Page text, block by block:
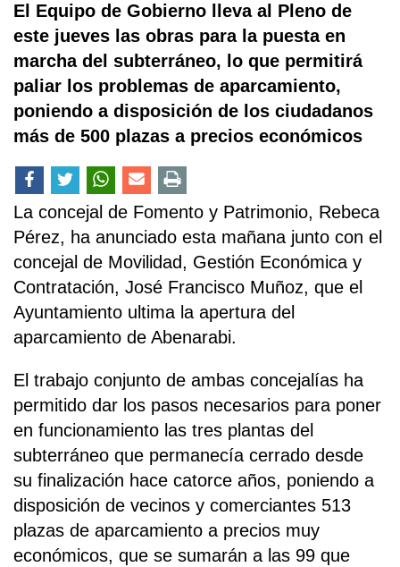
El Equipo de Gobierno lleva al Pleno de
este jueves las obras para la puesta en
marcha del subterráneo, lo que permitirá
paliar los problemas de aparcamiento,
poniendo a disposición de los ciudadanos
más de 500 plazas a precios económicos
La concejal de Fomento y Patrimonio, Rebeca
Pérez, ha anunciado esta mañana junto con el
concejal de Movilidad, Gestión Económica y
Contratación, José Francisco Muñoz, que el
Ayuntamiento ultima la apertura del
aparcamiento de Abenarabi.
El trabajo conjunto de ambas concejalías ha
permitido dar los pasos necesarios para poner
en funcionamiento las tres plantas del
subterráneo que permanecía cerrado desde
su finalización hace catorce años, poniendo a
disposición de vecinos y comerciantes 513
plazas de aparcamiento a precios muy
económicos, que se sumarán a las 99 que